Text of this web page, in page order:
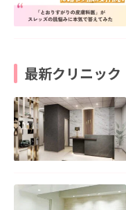
最新クリニック